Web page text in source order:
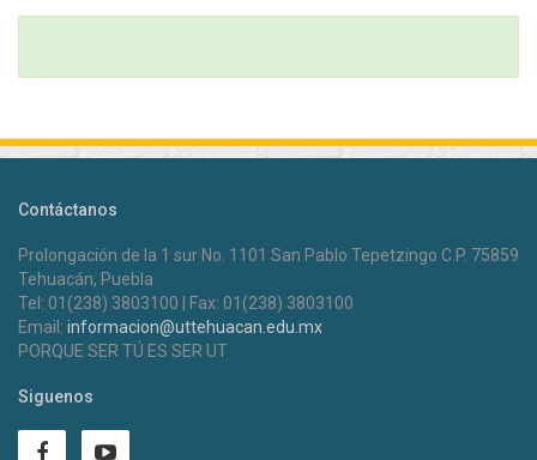
Contáctanos
Prolongación de la 1 sur No. 1101 San Pablo Tepetzingo C.P. 75859
Tehuacán, Puebla
Tel: 01(238) 3803100 | Fax: 01(238) 3803100
Email: informacion@uttehuacan.edu.mx
PORQUE SER TÚ ES SER UT
Siguenos